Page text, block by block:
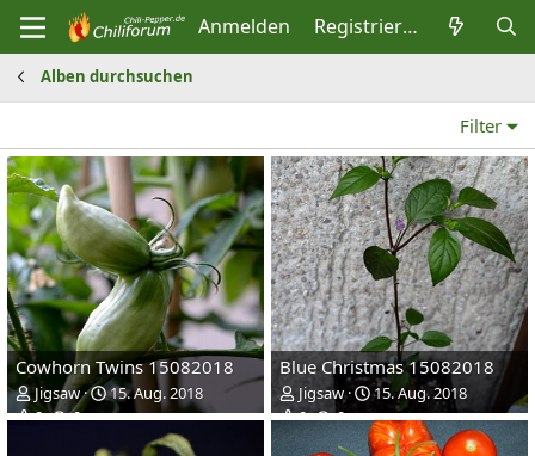
Anmelden Registrieren
Alben durchsuchen
Filter
Cowhorn Twins 15082018
Jigsaw
15. Aug. 2018
0
0
Blue Christmas 15082018
Jigsaw
15. Aug. 2018
0
0